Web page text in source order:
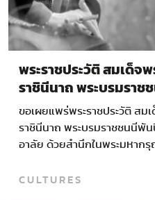
พระราชประวัติ สมเด็จ
ราชินีนาถ พระบรมรา
ขอเผยแพร่พระราชประวัติ สม
ราชินีนาถ พระบรมราชชนนีพั
อาลัย ด้วยสำนึกในพระมหาก
พันปีหลวง…
CULTURES